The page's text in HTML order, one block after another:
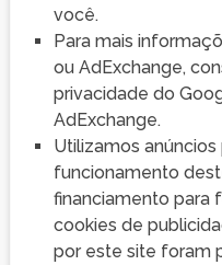
você.
Para mais
ou AdExchange,
privacidade do
AdExchange.
Utilizamos
funcionamento
financiamento para
cookies de
por este site foram